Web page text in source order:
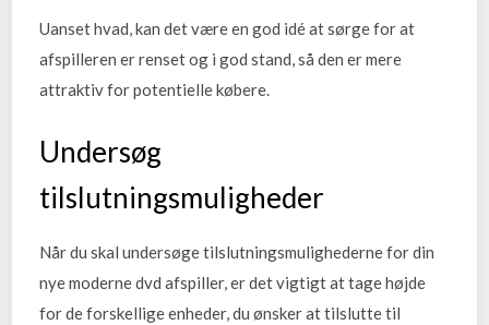
Uanset hvad, kan det være en god idé at sørge for at
afspilleren er renset og i god stand, så den er mere
attraktiv for potentielle købere.
Undersøg
tilslutningsmuligheder
Når du skal undersøge tilslutningsmulighederne for din
nye moderne dvd afspiller, er det vigtigt at tage højde
for de forskellige enheder, du ønsker at tilslutte til